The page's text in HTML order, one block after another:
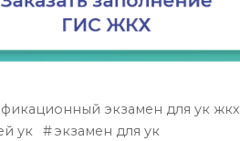
экзамен для ук жкх
ук
экзамен для ук